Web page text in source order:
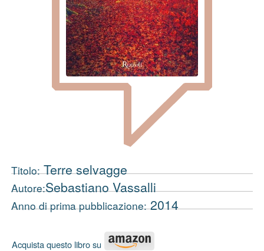
Titolo:Terre selvagge
Autore:Sebastiano Vassalli
Anno di prima pubblicazione:2014
Acquista questo libro su